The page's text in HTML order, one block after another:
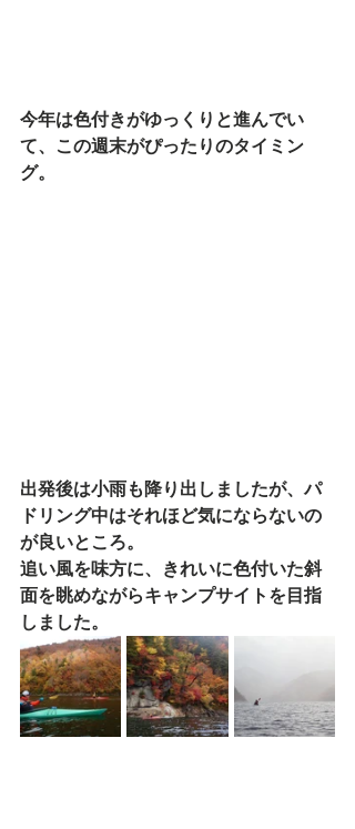
今年は色付きがゆっくりと進んでい
て、この週末がぴったりのタイミン
グ。
出発後は小雨も降り出しましたが、パ
ドリング中はそれほど気にならないの
が良いところ。
追い風を味方に、きれいに色付いた斜
面を眺めながらキャンプサイトを目指
しました。